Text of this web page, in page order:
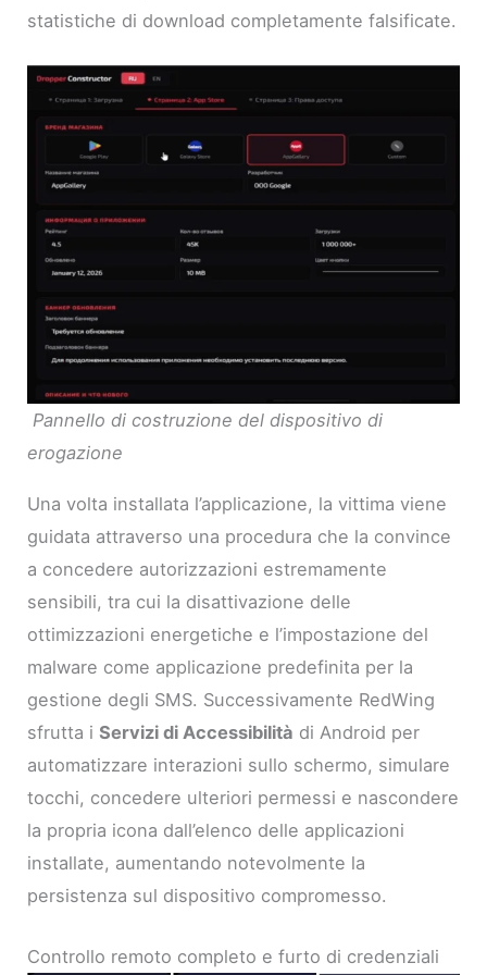
statistiche di download completamente falsificate.
Pannello di costruzione del dispositivo di
erogazione
Una volta installata l’applicazione, la vittima viene
guidata attraverso una procedura che la convince
a concedere autorizzazioni estremamente
sensibili, tra cui la disattivazione delle
ottimizzazioni energetiche e l’impostazione del
malware come applicazione predefinita per la
gestione degli SMS. Successivamente RedWing
sfrutta iServizi di Accessibilità di Android per
automatizzare interazioni sullo schermo, simulare
tocchi, concedere ulteriori permessi e nascondere
la propria icona dall’elenco delle applicazioni
installate, aumentando notevolmente la
persistenza sul dispositivo compromesso.
Controllo remoto completo e furto di credenziali